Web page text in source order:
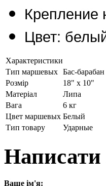
Крепление
Цвет:
Характеристики
Тип маршевых Бас-барабан
Розмір
18" х 10"
Матеріал
Липа
Вага
6 кг
Цвет маршевых Белый
Тип товару
Ударные
Написати
Ваше ім'я: